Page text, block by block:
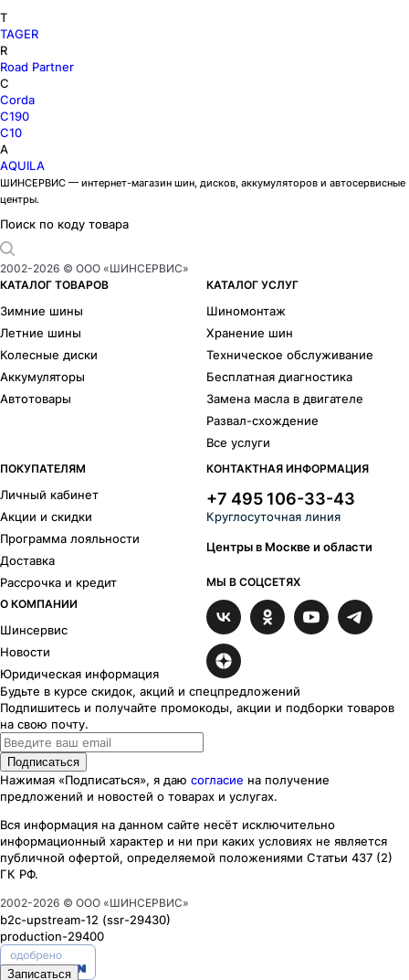
Записаться
T
TAGER
R
Road Partner
C
Corda
C190
C10
A
AQUILA
ШИНСЕРВИС — интернет-магазин шин, дисков, аккумуляторов и автосервисные
центры.
Поиск по коду товара
2002-2026 © ООО «ШИНСЕРВИС»
КАТАЛОГ ТОВАРОВ
Зимние шины
Летние шины
Колесные диски
Аккумуляторы
Автотовары
КАТАЛОГ УСЛУГ
Шиномонтаж
Хранение шин
Техническое обслуживание
Бесплатная диагностика
Замена масла в двигателе
Развал-схождение
Все услуги
ПОКУПАТЕЛЯМ
Личный кабинет
Акции и скидки
Программа лояльности
Доставка
Рассрочка и кредит
О КОМПАНИИ
Шинсервис
Новости
Юридическая информация
КОНТАКТНАЯ ИНФОРМАЦИЯ
+7 495 106-33-43
Круглосуточная линия
Центры в Москве и области
МЫ В СОЦСЕТЯХ
Будьте в курсе скидок, акций и спецпредложений
Подпишитесь и получайте промокоды, акции и подборки товаров
на свою почту.
Подписаться
Нажимая «Подписаться», я даю согласие на получение
предложений и новостей о товарах и услугах.
Вся информация на данном сайте несёт исключительно
информационный характер и ни при каких условиях не является
публичной офертой, определяемой положениями Статьи 437 (2)
ГК РФ.
2002-2026 © ООО «ШИНСЕРВИС»
b2c-upstream-12 (ssr-29430)
production-29400